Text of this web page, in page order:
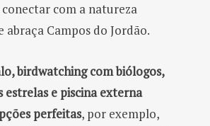
com a natureza
abraça Campos do Jordão.
birdwatching com biólogos,
estrelas e piscina externa
perfeitas, por exemplo,